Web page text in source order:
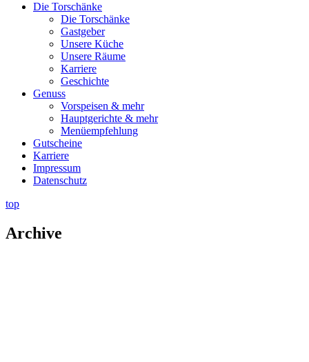
Die Torschänke
Die Torschänke
Gastgeber
Unsere Küche
Unsere Räume
Karriere
Geschichte
Genuss
Vorspeisen & mehr
Hauptgerichte & mehr
Menüempfehlung
Gutscheine
Karriere
Impressum
Datenschutz
top
Archive